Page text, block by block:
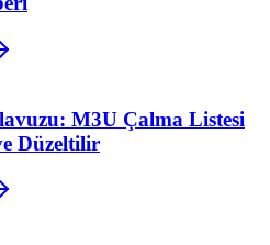
M3U Çalma Listesi
Düzeltilir